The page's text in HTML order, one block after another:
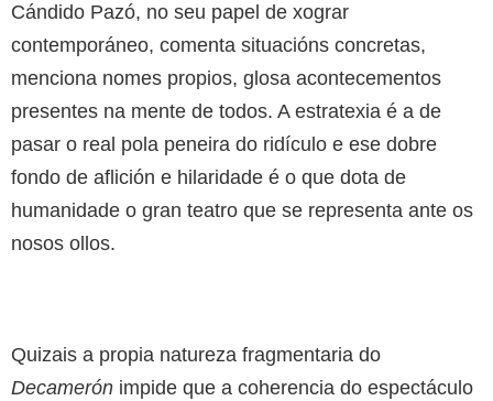
Cándido Pazó, no seu papel de xograr
contemporáneo, comenta situacións concretas,
menciona nomes propios, glosa acontecementos
presentes na mente de todos. A estratexia é a de
pasar o real pola peneira do ridículo e ese dobre
fondo de aflición e hilaridade é o que dota de
humanidade o gran teatro que se representa ante os
nosos ollos.
Quizais a propia natureza fragmentaria do
Decamerón impide que a coherencia do espectáculo